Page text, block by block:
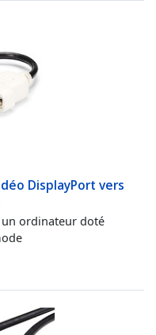
DisplayPort vers
ordinateur doté